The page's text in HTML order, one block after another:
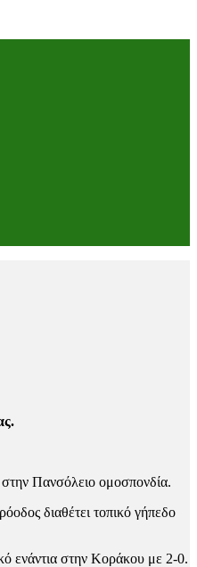
Πανσόλειο ομοσπονδία.
διαθέτει τοπικό γήπεδο
ενάντια στην Κοράκου με 2-0.